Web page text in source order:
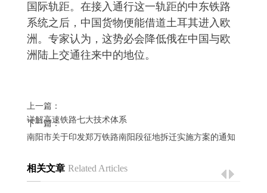
国际轨距。在接入通行这一轨距的中东铁路
系统之后，中国货物便能借道土耳其进入欧
洲。专家认为，这势必会降低俄在中国与欧
洲陆上交通往来中的地位。
上一篇：
详解高速铁路七大技术体系
下一篇：
南阳市关于印发郑万铁路南阳段征地拆迁实施方案的通知
相关文章 Related Articles